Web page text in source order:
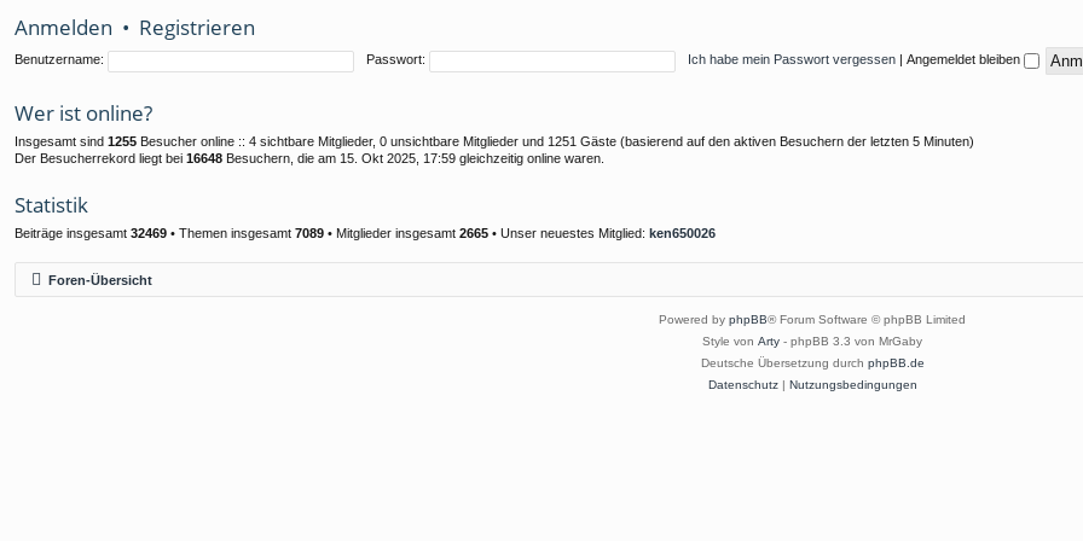
Anmelden • Registrieren
Benutzername: Passwort: Ich habe mein Passwort vergessen Angemeldet bleiben
Wer ist online?
Insgesamt sind 1255 Besucher online :: 4 sichtbare Mitglieder, 0 unsichtbare Mitglieder und 1251 Gäste (basierend auf den aktiven Besuchern der letzten 5 Minuten)
Der Besucherrekord liegt bei 16648 Besuchern, die am 15. Okt 2025, 17:59 gleichzeitig online waren.
Statistik
Beiträge insgesamt 32469 • Themen insgesamt 7089 • Mitglieder insgesamt 2665 • Unser neuestes Mitglied: ken650026
Foren-Übersicht
Powered by phpBB® Forum Software © phpBB Limited
Style von Arty - phpBB 3.3 von MrGaby
Deutsche Übersetzung durch phpBB.de
Datenschutz| Nutzungsbedingungen